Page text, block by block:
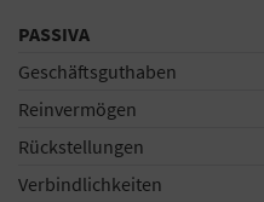
PASSIVA
Geschäftsguthaben
Reinvermögen
Rückstellungen
Verbindlichkeiten